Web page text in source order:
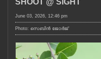
KERALA
LOCAL
SHOOT @ SIGHT
June 03, 2026, 12:46 pm
Photo: സെബിൻ ജോർജ്